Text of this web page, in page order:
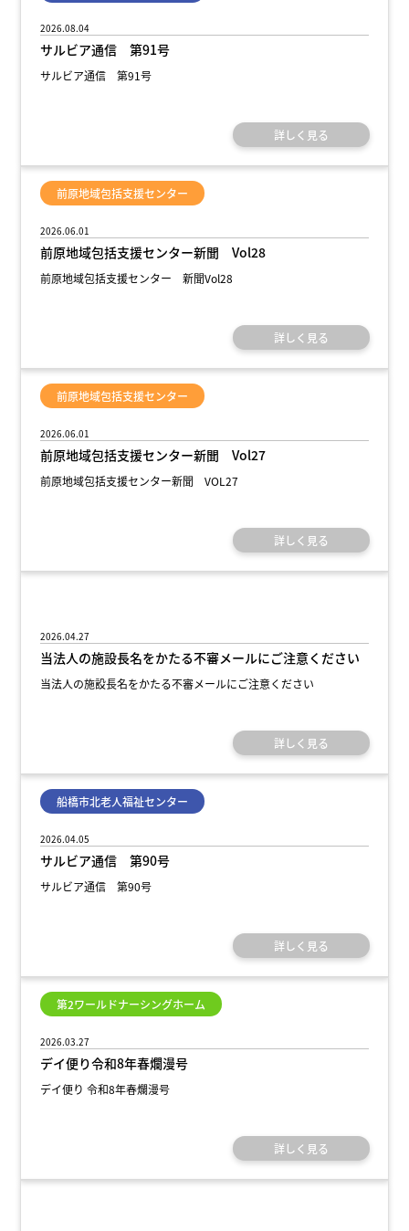
2026.08.04
サルビア通信 第91号
サルビア通信 第91号
詳しく見る
前原地域包括支援センター
2026.06.01
前原地域包括支援センター新聞 Vol28
前原地域包括支援センター 新聞Vol28
詳しく見る
前原地域包括支援センター
2026.06.01
前原地域包括支援センター新聞 Vol27
前原地域包括支援センター新聞 VOL27
詳しく見る
2026.04.27
当法人の施設長名をかたる不審メールにご注意ください
当法人の施設長名をかたる不審メールにご注意ください
詳しく見る
船橋市北老人福祉センター
2026.04.05
サルビア通信 第90号
サルビア通信 第90号
詳しく見る
第2ワールドナーシングホーム
2026.03.27
デイ便り令和8年春爛漫号
デイ便り 令和8年春爛漫号
詳しく見る